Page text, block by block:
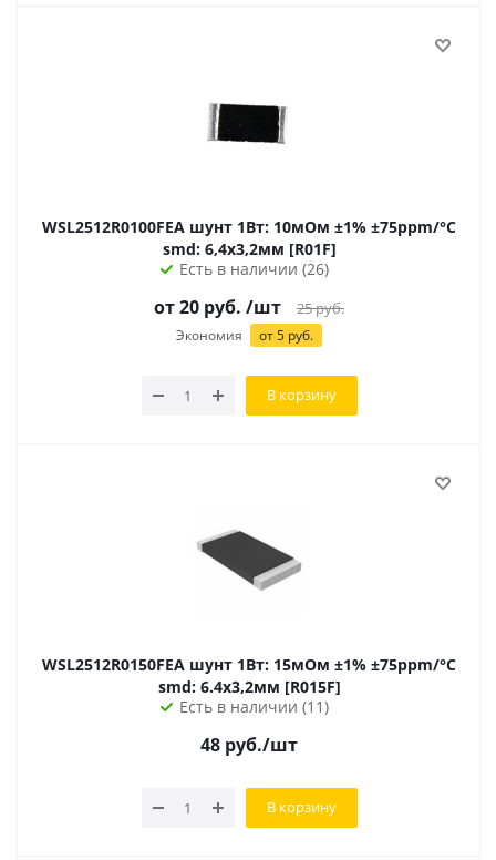
WSL2512R0100FEA шунт 1Вт: 10мОм ±1% ±75ppm/°C
smd: 6,4х3,2мм [R01F]
Есть в наличии (26)
от20 руб. /шт 25руб.
Экономия от5 руб.
В корзину
WSL2512R0150FEA шунт 1Вт: 15мОм ±1% ±75ppm/°C
smd: 6.4х3,2мм [R015F]
Есть в наличии (11)
48 руб./шт
В корзину